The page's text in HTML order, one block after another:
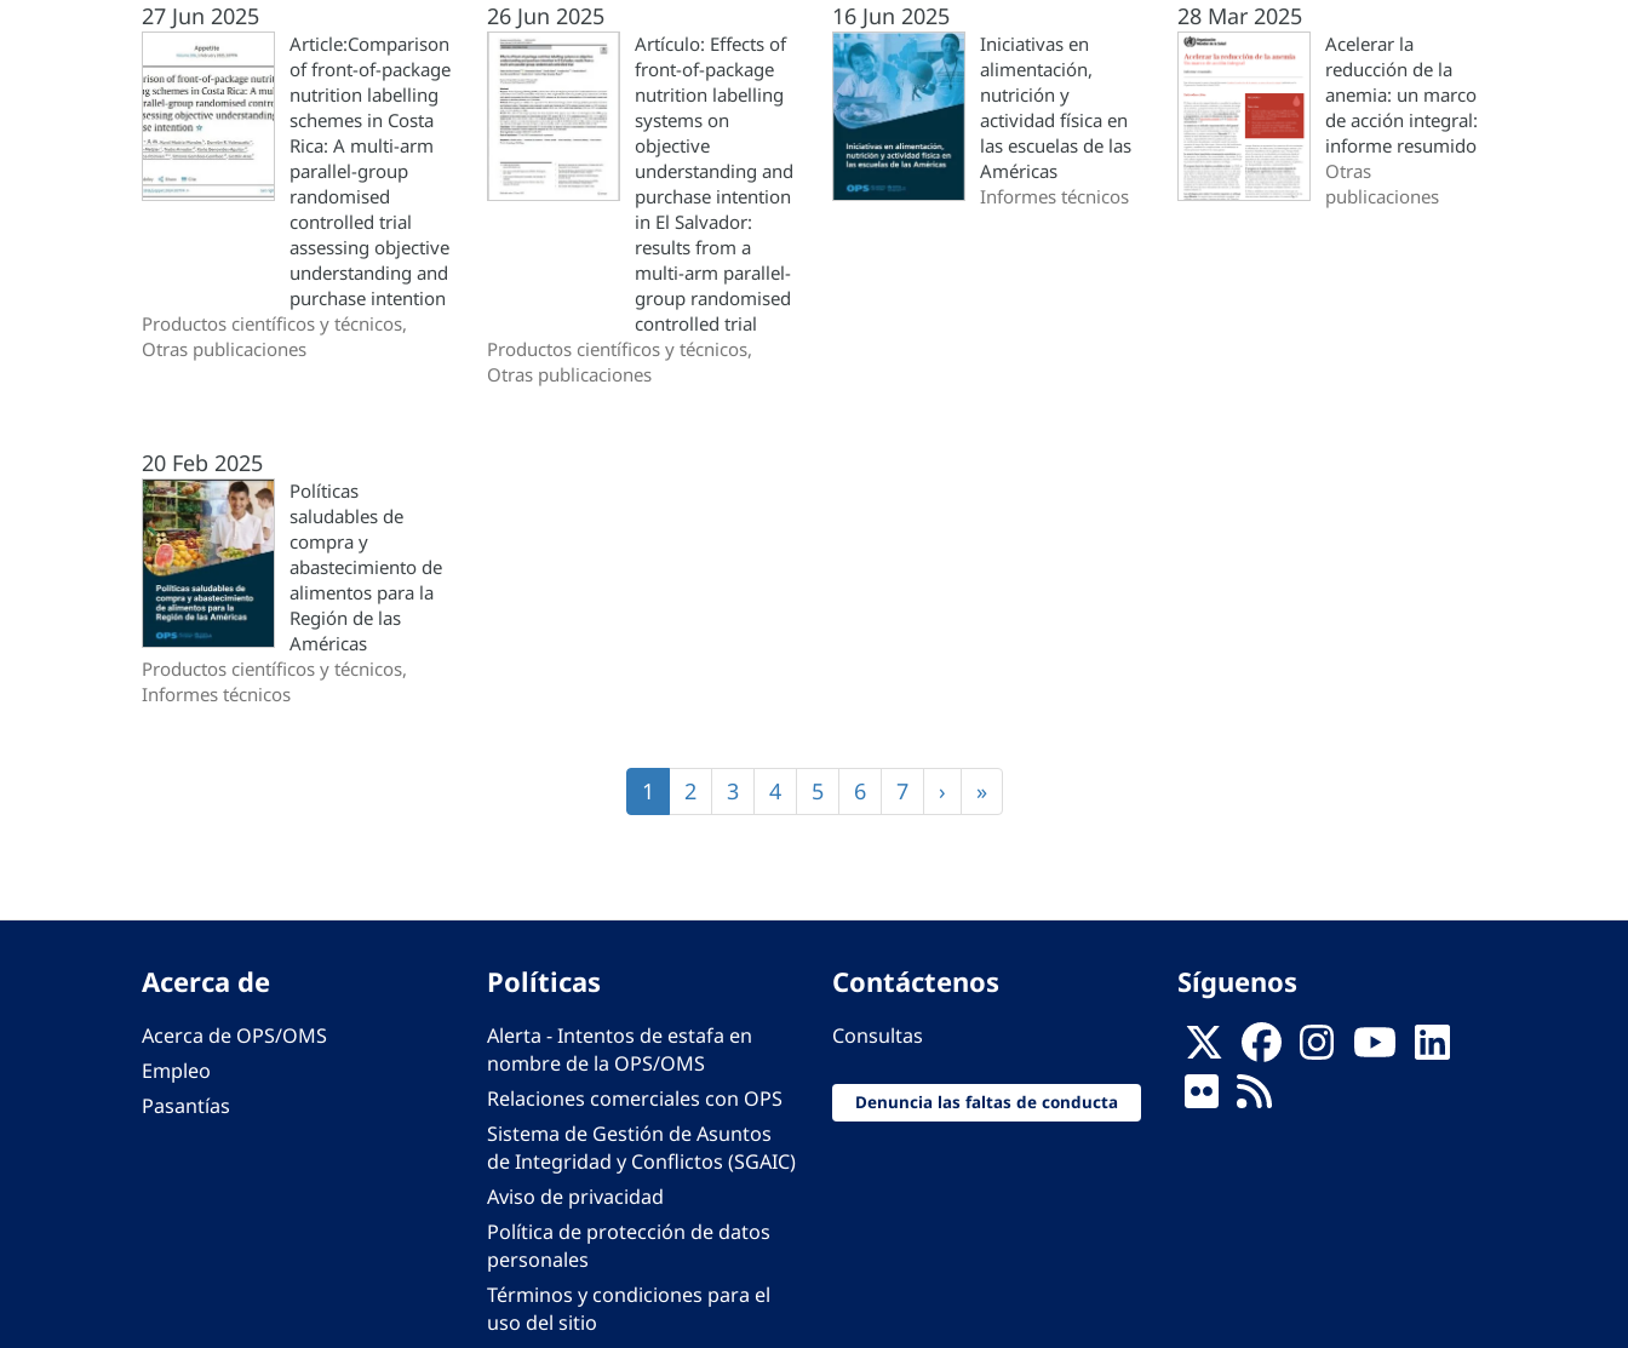
27 Jun 2025
Article:Comparison
of front-of-package
nutrition labelling
schemes in Costa
Rica: A multi-arm
parallel-group
randomised
controlled trial
assessing objective
understanding and
purchase intention
Productos científicos y técnicos,
Otras publicaciones
26 Jun 2025
Artículo: Effects of
front-of-package
nutrition labelling
systems on
objective
understanding and
purchase intention
in El Salvador:
results from a
multi-arm parallel-
group randomised
controlled trial
Productos científicos y técnicos,
Otras publicaciones
16 Jun 2025
Iniciativas en
alimentación,
nutrición y
actividad física en
las escuelas de las
Américas
Informes técnicos
28 Mar 2025
Acelerar la
reducción de la
anemia: un marco
de acción integral:
informe resumido
Otras
publicaciones
20 Feb 2025
Políticas
saludables de
compra y
abastecimiento de
alimentos para la
Región de las
Américas
Productos científicos y técnicos,
Informes técnicos
Página
actual
1 Página
2 Página
3 Página
4 Página
5 Página
6 Página
7
Siguiente
página
›
Última
página
»
Acerca de
Acerca de OPS/OMS
Empleo
Pasantías
Políticas
Alerta - Intentos de estafa en
nombre de la OPS/OMS
Relaciones comerciales con OPS
Sistema de Gestión de Asuntos
de Integridad y Conflictos (SGAIC)
Aviso de privacidad
Política de protección de datos
personales
Términos y condiciones para el
uso del sitio
Contáctenos
Consultas
Denuncia las faltas de conducta
Síguenos